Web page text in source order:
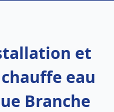
et
eau
Branche